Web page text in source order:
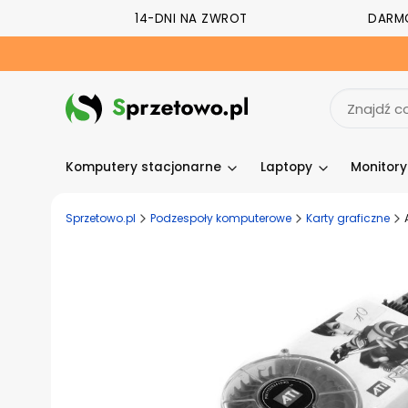
14-DNI NA ZWROT
Komputery stacjonarne Laptopy
Sprzetowo.pl Podzespoły komputerowe Karty graficzne